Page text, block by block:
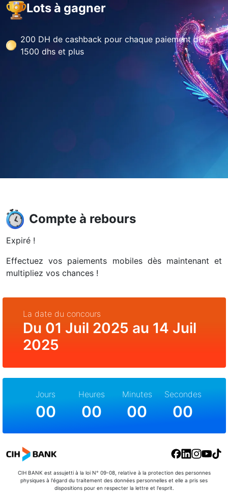
Lots à gagner
200 DH de cashback pour chaque paiement de
1500 dhs et plus
Compte à rebours
Expiré !
Effectuez vos paiements mobiles dès maintenant et
multipliez vos chances !
La date du concours
Du 01 Juil 2025 au 14 Juil
2025
Jours
00
Heures
00
Minutes
00
Secondes
00
CIH BANK est assujetti à la loi N° 09-08, relative à la protection des personnes
physiques à l'égard du traitement des données personnelles et elle a pris ses
dispositions pour en respecter la lettre et l'esprit.